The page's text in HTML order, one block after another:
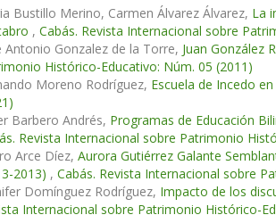
Bustillo Merino, Carmen Álvarez Álvarez, La
, Cabás. Revista Internacional sobre
Antonio Gonzalez de la Torre, Juan González
Histórico-Educativo: Núm. 05 (2011)
Moreno Rodríguez, Escuela de Incedo
Barbero Andrés, Programas de Educación
Revista Internacional sobre Patrimonio
Arce Díez, Aurora Gutiérrez Galante
2013) , Cabás. Revista Internacional sobre
Domínguez Rodríguez, Impacto de los
Internacional sobre Patrimonio Histórico-